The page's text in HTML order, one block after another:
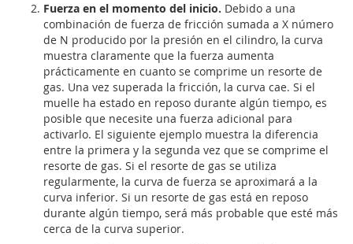
Fuerza en el momento del inicio. Debido a una
combinación de fuerza de fricción sumada a X número
de N producido por la presión en el cilindro, la curva
muestra claramente que la fuerza aumenta
prácticamente en cuanto se comprime un resorte de
gas. Una vez superada la fricción, la curva cae. Si el
muelle ha estado en reposo durante algún tiempo, es
posible que necesite una fuerza adicional para
activarlo. El siguiente ejemplo muestra la diferencia
entre la primera y la segunda vez que se comprime el
resorte de gas. Si el resorte de gas se utiliza
regularmente, la curva de fuerza se aproximará a la
curva inferior. Si un resorte de gas está en reposo
durante algún tiempo, será más probable que esté más
cerca de la curva superior.